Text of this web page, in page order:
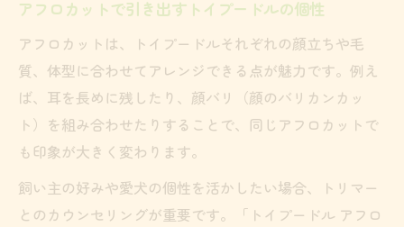
写真や画像を活用した具体的なオーダー方
法
サマー仕様など季節に合わせたアフロカッ
トの伝え方
アフロカットで引き出すトイプードルの個性
アフロカットは、トイプードルそれぞれの顔立ちや毛
質、体型に合わせてアレンジできる点が魅力です。例え
ば、耳を長めに残したり、顔バリ（顔のバリカンカッ
ト）を組み合わせたりすることで、同じアフロカットで
も印象が大きく変わります。
飼い主の好みや愛犬の個性を活かしたい場合、トリマー
とのカウンセリングが重要です。「トイプードル アフロ